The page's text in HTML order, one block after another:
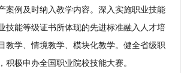
案例及时纳入教学内容。深入实施职业技能
技能等级证书所体现的先进标准融入人才培
教学、情境教学、模块化教学。健全省级职
积极申办全国职业院校技能大赛。